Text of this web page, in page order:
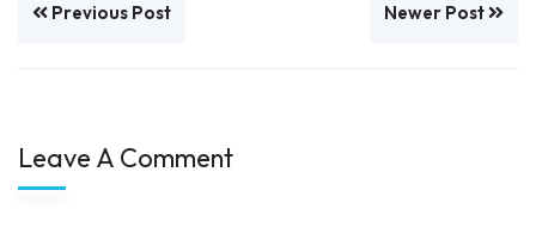
Previous Post Newer Post
Leave A Comment